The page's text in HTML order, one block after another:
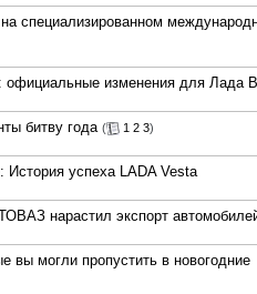
на специализированном
официальные изменения для Лада
битву года ( 1 2 3)
История успеха LADA Vesta
нарастил экспорт
вы могли пропустить в новогодние